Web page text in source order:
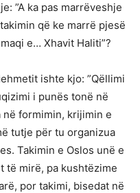
”A ka pas marrëveshje
që ke marrë pjesë
e… Xhavit Haliti”?
ishte kjo: ”Qëllimi
i punës tonë në
formimin, krijimin e
tutje për tu organizua
Takimin e Oslos unë e
të mirë, pa kushtëzime
por takimi, bisedat në